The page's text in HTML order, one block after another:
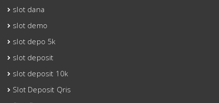
slot dana
slot demo
slot depo 5k
slot deposit
slot deposit 10k
Slot Deposit Qris